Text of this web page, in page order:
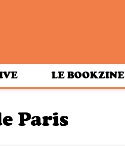
LE BOOKZINE
Paris